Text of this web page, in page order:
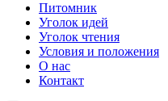
Питомник
Уголок идей
Уголок чтения
Условия и положения
О нас
Контакт